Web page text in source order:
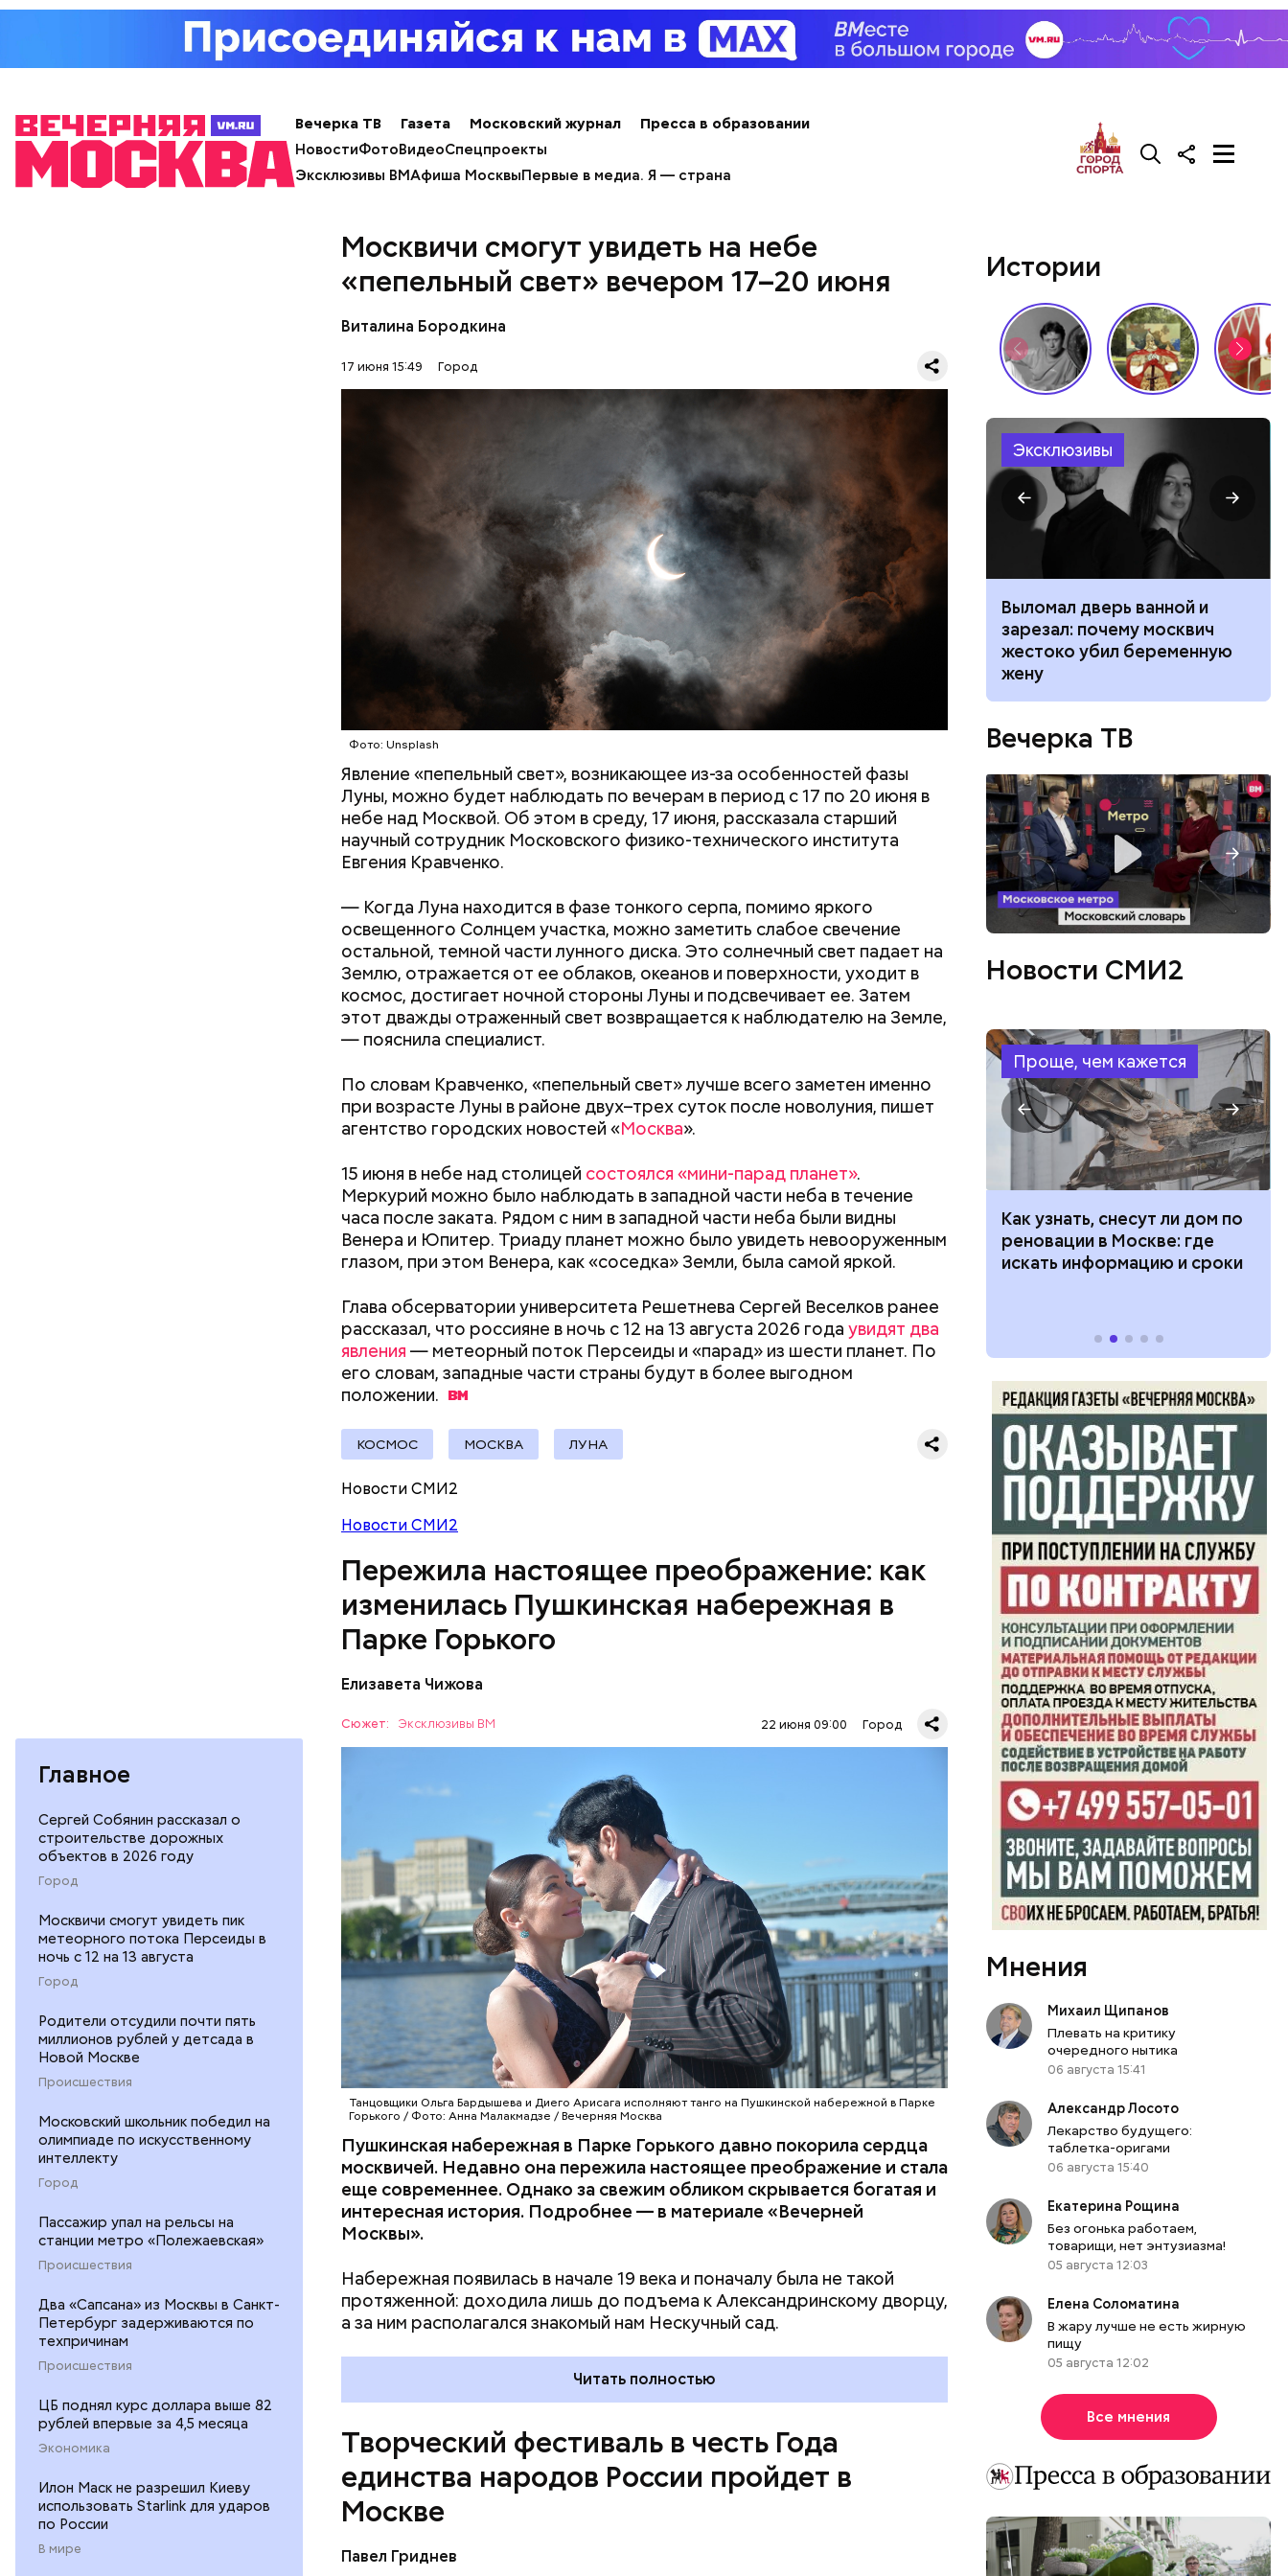
Вечерка ТВ Газета Московский журнал
Пресса в образовании
НовостиФотоВидеоСпецпроекты
Эксклюзивы ВМАфиша МосквыПервые в медиа. Я — страна
Главное
Сергей Собянин рассказал о
строительстве дорожных
объектов в 2026 году
Город
Москвичи смогут увидеть пик
метеорного потока Персеиды в
ночь с 12 на 13 августа
Город
Родители отсудили почти пять
миллионов рублей у детсада в
Новой Москве
Происшествия
Московский школьник победил на
олимпиаде по искусственному
интеллекту
Город
Пассажир упал на рельсы на
станции метро «Полежаевская»
Происшествия
Два «Сапсана» из Москвы в Санкт-
Петербург задерживаются по
техпричинам
Происшествия
ЦБ поднял курс доллара выше 82
рублей впервые за 4,5 месяца
Экономика
Илон Маск не разрешил Киеву
использовать Starlink для ударов
по России
В мире
Москвичи смогут увидеть на небе
«пепельный свет» вечером 17–20 июня
Виталина Бородкина
17 июня 15:49 Город
Фото: Unsplash
Явление «пепельный свет», возникающее из-за особенностей фазы
Луны, можно будет наблюдать по вечерам в период с 17 по 20 июня в
небе над Москвой. Об этом в среду, 17 июня, рассказала старший
научный сотрудник Московского физико-технического института
Евгения Кравченко.
— Когда Луна находится в фазе тонкого серпа, помимо яркого
освещенного Солнцем участка, можно заметить слабое свечение
остальной, темной части лунного диска. Это солнечный свет падает на
Землю, отражается от ее облаков, океанов и поверхности, уходит в
космос, достигает ночной стороны Луны и подсвечивает ее. Затем
этот дважды отраженный свет возвращается к наблюдателю на Земле,
— пояснила специалист.
По словам Кравченко, «пепельный свет» лучше всего заметен именно
при возрасте Луны в районе двух–трех суток после новолуния, пишет
агентство городских новостей «Москва».
15 июня в небе над столицей состоялся «мини-парад планет».
Меркурий можно было наблюдать в западной части неба в течение
часа после заката. Рядом с ним в западной части неба были видны
Венера и Юпитер. Триаду планет можно было увидеть невооруженным
глазом, при этом Венера, как «соседка» Земли, была самой яркой.
Глава обсерватории университета Решетнева Сергей Веселков ранее
рассказал, что россияне в ночь с 12 на 13 августа 2026 года увидят два
явления — метеорный поток Персеиды и «парад» из шести планет. По
его словам, западные части страны будут в более выгодном
положении.
КОСМОС МОСКВА ЛУНА
Новости СМИ2
Новости СМИ2
Пережила настоящее преображение: как
изменилась Пушкинская набережная в
Парке Горького
Елизавета Чижова
Сюжет: Эксклюзивы ВМ 22 июня 09:00 Город
Танцовщики Ольга Бардышева и Диего Арисага исполняют танго на Пушкинской набережной в Парке
Горького / Фото: Анна Малакмадзе / Вечерняя Москва
Пушкинская набережная в Парке Горького давно покорила сердца
москвичей. Недавно она пережила настоящее преображение и стала
еще современнее. Однако за свежим обликом скрывается богатая и
интересная история. Подробнее — в материале «Вечерней
Москвы».
Набережная появилась в начале 19 века и поначалу была не такой
протяженной: доходила лишь до подъема к Александринскому дворцу,
а за ним располагался знакомый нам Нескучный сад.
— В оформлении набережной принимал участие знаменитый зодчий
Матвей Казаков, — рассказала «Вечерняя Москва» историк, член
Российского общества «Знание» Юлия Шувалова. — В 20 веке
Пушкинская соединилась с Андреевской набережной. Современное
имя получила в 1937 году — в годовщину гибели поэта.
По словам Юлии Шуваловой, в 1830 году именно на этой набережной
был открыт театр, который Александр Сергеевич посетил вместе с
тогда еще невестой Натальей Гончаровой и другом Павлом
Нащокиным. В 1928 году набережная вошла в состав Центрального
парка культуры и отдыха имени Горького.
Под открытым небом
Читать полностью
МОСКВА ИСТОРИЯ
Творческий фестиваль в честь Года
единства народов России пройдет в
Москве
Павел Гриднев
Чтобы принять участие, нужно снять видео и направить его вместе с
заявкой до 15 августа всообществе«Общественные советники» в
социальной сети во ВКонтакте.
Организаторы — городской Центр гражданской активности и Совет
общественных советников Москвы при поддержке столичного
Департамента территориальных органов исполнительной власти.
В 2025 году в Москве провели творческие фестивали, посвященные
Отечества. Они объединили жителей всех округов столицы. Лучшие
коллективы и исполнители выступили на гала-концертах в Храме
Христа Спасителя и музыкальном театре «Геликон-опера».
Истории
Эксклюзивы
Дебошир и «гроза»
силовиков: кто такой Роберт
Гилман, которого просят
освободить США
Маникюр кокошником
украшу: тренды маникюра в
Москве летом 2026
Выломал дверь ванной и
зарезал: почему москвич
жестоко убил беременную
жену
Вечерка ТВ
Новости СМИ2
Проще, чем кажется
Как поменять батареи дома и
не получить штраф
Как получить до 100 тысяч
рублей от государства при
трудной ситуации: кто может
документы
Как узнать, снесут ли дом по
реновации в Москве: где
искать информацию и сроки
Мнения
Михаил Щипанов
Плевать на критику
очередного нытика
06 августа 15:41
Александр Лосото
Лекарство будущего:
таблетка-оригами
06 августа 15:40
Екатерина Рощина
Без огонька работаем,
товарищи, нет энтузиазма!
05 августа 12:03
Елена Соломатина
В жару лучше не есть жирную
пищу
05 августа 12:02
Все мнения